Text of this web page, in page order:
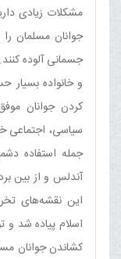
مشکلات زیادی
جوانان مسلمان
جسمانی آلوده
و خانواده بسیار
کردن جوانان
سیاسی، اجتماعی
جمله استفاده
آندلس و از بین
این نقشه‌های
اسلام پیاده شد و
کشاندن جوانان